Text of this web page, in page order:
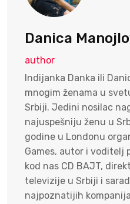
Danica
author
Indijanka Danka ili
mnogim ženama u
Srbiji. Jedini nosilac
najuspešniju ženu u
godine u Londonu
Games, autor i voditelj
kod nas CD BAJT,
televizije u Srbiji i
najpoznatijih